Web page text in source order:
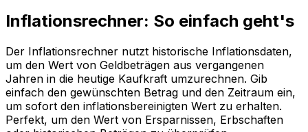
Inflationsrechner: So einfach geht's
Der Inflationsrechner nutzt historische Inflationsdaten,
um den Wert von Geldbeträgen aus vergangenen
Jahren in die heutige Kaufkraft umzurechnen. Gib
einfach den gewünschten Betrag und den Zeitraum ein,
um sofort den inflationsbereinigten Wert zu erhalten.
Perfekt, um den Wert von Ersparnissen, Erbschaften